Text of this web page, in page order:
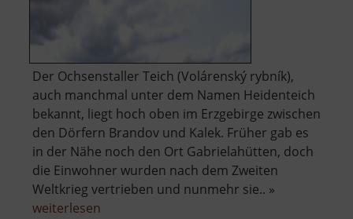
Der Ochsenstaller Teich (Volárenský rybník),
auch manchmal unter dem Namen Heidenteich
bekannt, liegt hoch oben im Erzgebirge zwischen
den Dörfern Brandov und Kalek. Früher gab es
in der Nähe noch den Ort Gabrielahütten, doch
die Einwohner wurden nach dem Zweiten
Weltkrieg vertrieben und nunmehr sie.. »
weiterlesen